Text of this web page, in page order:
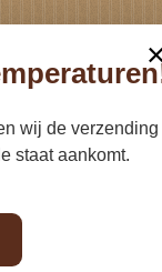
wij de verzending
staat aankomt.